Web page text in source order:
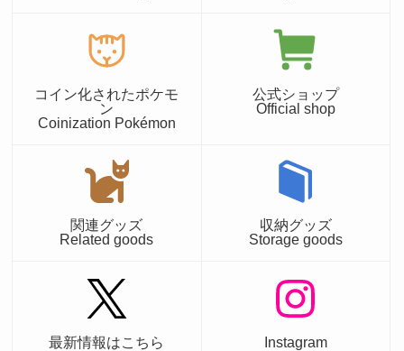
コイン化されたポケモ
ン
Coinization Pokémon
公式ショップ
Official shop
関連グッズ
Related goods
収納グッズ
Storage goods
最新情報はこちら Instagram